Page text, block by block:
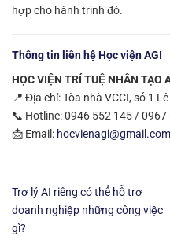
hợp cho hành trình đó.
Thông tin liên hệ Học viện AGI
HỌC VIỆN TRÍ TUỆ NHÂN TẠO
📍 Địa chỉ: Tòa nhà VCCI, số 1
📞 Hotline: 0946 552 145 / 0967
📩 Email: hocvienagi@gmail.com
Trợ lý AI riêng có thể hỗ trợ
doanh nghiệp những công việc
gì?